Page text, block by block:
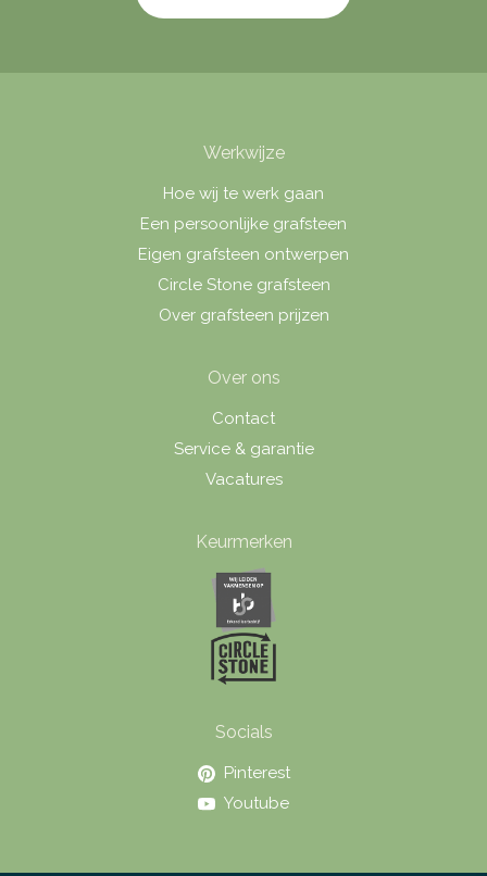
Werkwijze
Hoe wij te werk gaan
Een persoonlijke grafsteen
Eigen grafsteen ontwerpen
Circle Stone grafsteen
Over grafsteen prijzen
Over ons
Contact
Service & garantie
Vacatures
Keurmerken
Socials
Pinterest
Youtube